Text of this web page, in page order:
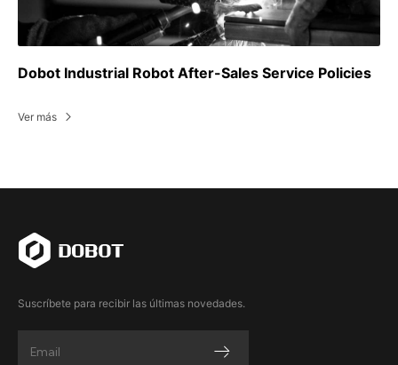
Dobot Industrial Robot After-Sales Service Policies
Ver más
Suscríbete para recibir las últimas novedades.